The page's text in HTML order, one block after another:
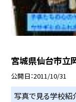
宮城県仙台市立
公開日 2011/10/31
写真で見る学校紹